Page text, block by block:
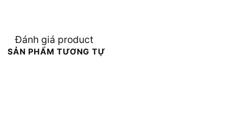
Đánh giá product
SẢN PHẨM TƯƠNG TỰ